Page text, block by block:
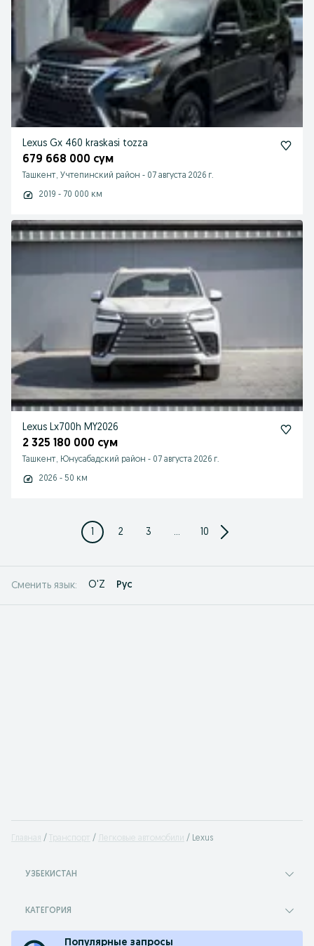
Lexus Gx 460 kraskasi tozza
679 668 000 сум
Ташкент, Учтепинский район - 07 августа 2026 г.
2019 - 70 000 км
Lexus Lx700h MY2026
2 325 180 000 сум
Ташкент, Юнусабадский район - 07 августа 2026 г.
2026 - 50 км
1 2 3 ... 10
Сменить язык: O'Z Рус
Главная Транспорт Легковые автомобили Lexus
УЗБЕКИСТАН
КАТЕГОРИЯ
Популярные запросы